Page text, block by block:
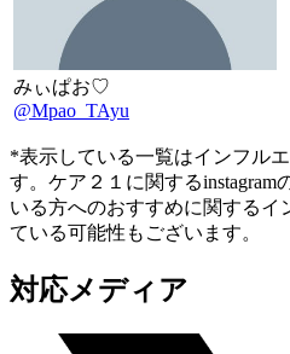
みぃぱお♡
@Mpao_TAyu
*表示している一覧はインフル
す。ケア２１に関するinstagram
いる方へのおすすめに関する
ている可能性もございます。
対応メディア